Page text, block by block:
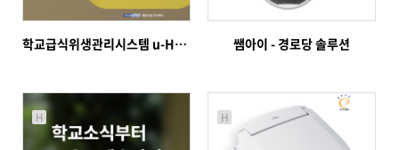
학교급식위생관리시스템 u-HACCP 쌤아이 - 경로당 솔루션
H H